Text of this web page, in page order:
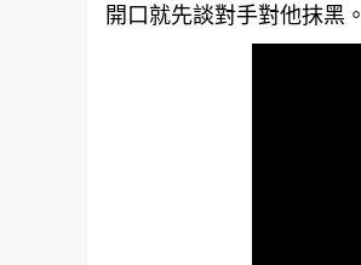
開口就先談對手對他抹黑。